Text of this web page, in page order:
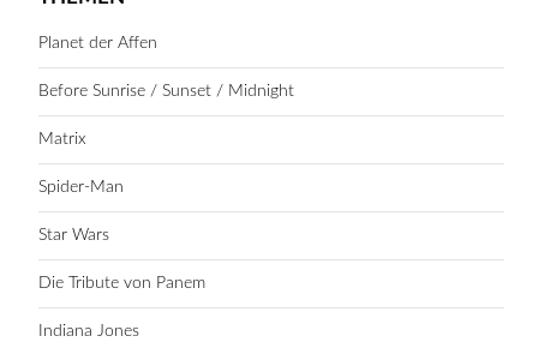
Planet der Affen
Before Sunrise / Sunset / Midnight
Matrix
Spider-Man
Star Wars
Die Tribute von Panem
Indiana Jones